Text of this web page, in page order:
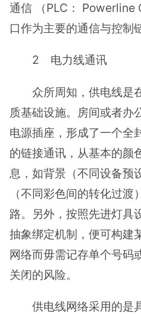
通信 （PLC：
口作为主要的通信与控制
2 电力线通讯
众所周知，供电线是
质基础设施。房间或者办
电源插座，形成了一个全
的链接通讯，从基本的颜
息，如背景（不同设备预
（不同彩色间的转化过
路。另外，按照先进灯具
抽象绑定机制，便可构建
网络而毋需记存单个号码
关闭的风险。
供电线网络采用的是